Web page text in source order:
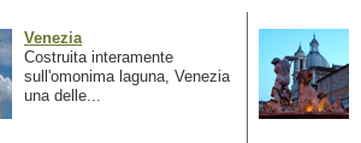
Venezia
Costruita interamente
sull'omonima laguna, Venezia
una delle...